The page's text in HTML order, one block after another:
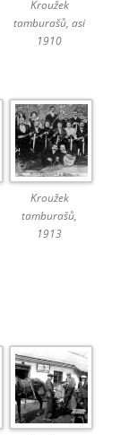
Kroužek
tamburašů, asi
1910
Kroužek
tamburašů,
1913